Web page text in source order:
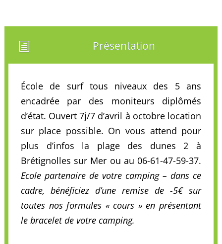
h Présentation
École de surf tous niveaux des 5 ans
encadrée par des moniteurs diplômés
d’état. Ouvert 7j/7 d’avril à octobre location
sur place possible. On vous attend pour
plus d’infos la plage des dunes 2 à
Brétignolles sur Mer ou au 06-61-47-59-37.
Ecole partenaire de votre camping – dans ce
cadre, bénéficiez d’une remise de -5€ sur
toutes nos formules « cours » en présentant
le bracelet de votre camping.